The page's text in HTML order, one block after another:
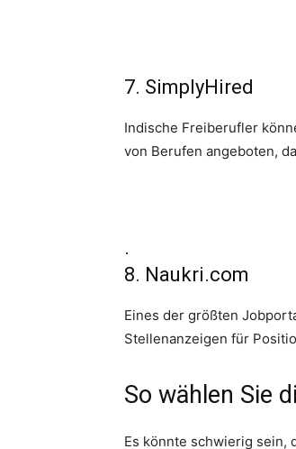
7. SimplyHired
Indische Freiberufler
von Berufen angeboten,
.
8. Naukri.com
Eines der größten
Stellenanzeigen für
So wählen Sie
Es könnte schwierig sein,